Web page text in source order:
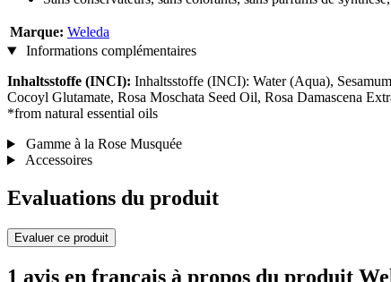
Marque: Weleda
Informations complémentaires
Inhaltsstoffe (INCI): Inhaltsstoffe (INCI): Water (Aqua),
Cocoyl Glutamate, Rosa Moschata Seed Oil, Rosa Damascena
*from natural essential oils
Gamme à la Rose Musquée
Accessoires
Evaluations du produit
Evaluer ce produit
1 avis en français à propos du produit